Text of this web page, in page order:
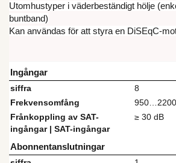
Utomhustyper i väderbeständigt hölje
buntband)
Kan användas för att styra en DiSEqC-
Ingångar
siffra
8
Frekvensomfång
Frånkoppling av SAT-
ingångar | SAT-ingångar
≥ 30 dB
Abonnentanslutningar